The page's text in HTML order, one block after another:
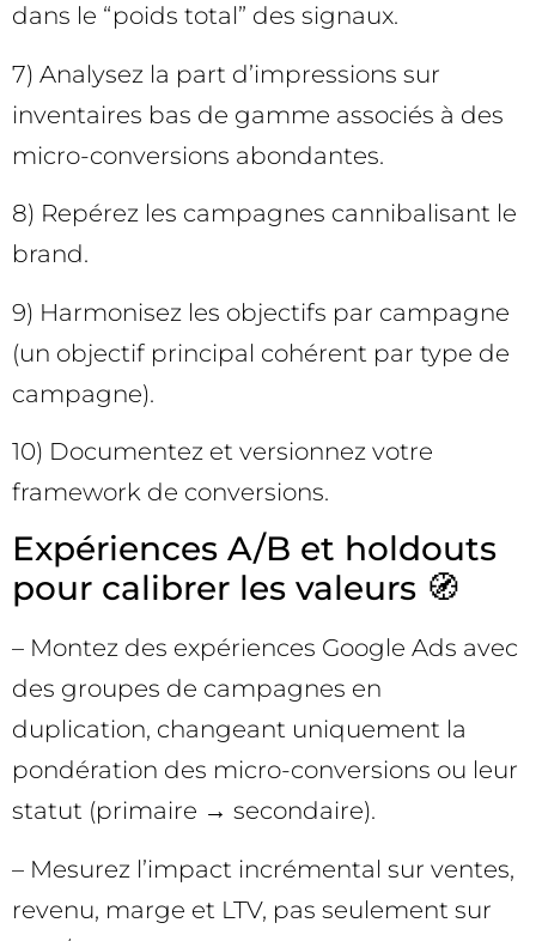
dans le “poids total” des signaux.
7) Analysez la part d’impressions sur
inventaires bas de gamme associés à des
micro-conversions abondantes.
8) Repérez les campagnes cannibalisant le
brand.
9) Harmonisez les objectifs par campagne
(un objectif principal cohérent par type de
campagne).
10) Documentez et versionnez votre
framework de conversions.
Expériences A/B et holdouts
pour calibrer les valeurs 🧭
– Montez des expériences Google Ads avec
des groupes de campagnes en
duplication, changeant uniquement la
pondération des micro-conversions ou leur
statut (primaire → secondaire).
– Mesurez l’impact incrémental sur ventes,
revenu, marge et LTV, pas seulement sur